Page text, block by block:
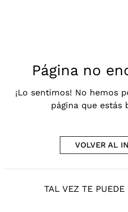
Página no
¡Lo sentimos! No hemos
página que estás
VOLVER AL
TAL VEZ TE PUEDE